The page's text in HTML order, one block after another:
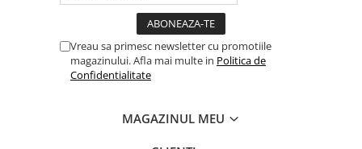
Vreau sa primesc newsletter cu promotiile
magazinului. Afla mai multe in Politica de
Confidentialitate
MAGAZINUL MEU